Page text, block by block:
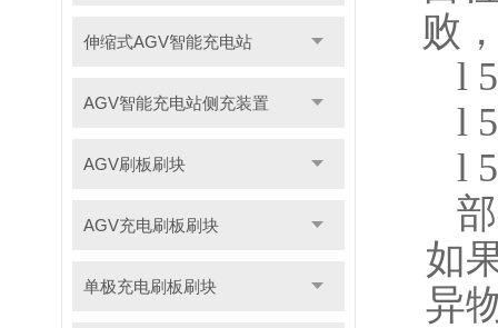
伸缩式AGV智能充电站
AGV智能充电站侧充装置
AGV刷板刷块
AGV充电刷板刷块
单极充电刷板刷块
败
l
l
l
如
异